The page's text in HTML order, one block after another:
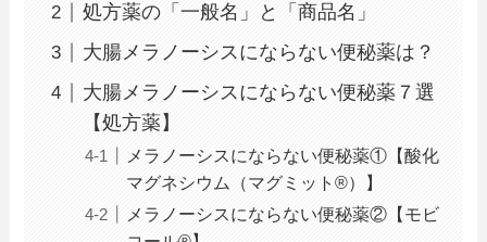
処方薬の「一般名」と「商品名」
大腸メラノーシスにならない便秘薬は？
大腸メラノーシスにならない便秘薬７選
【処方薬】
メラノーシスにならない便秘薬①【酸化
マグネシウム（マグミット®）】
メラノーシスにならない便秘薬②【モビ